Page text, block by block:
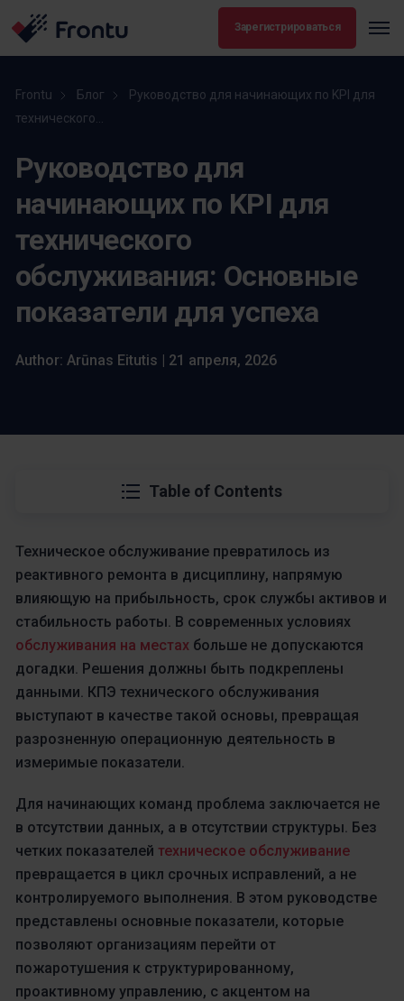
Зарегистрироваться
Frontu Блог
Руководство для начинающих по KPI для
технического...
Руководство для
начинающих по KPI для
технического
обслуживания: Основные
показатели для успеха
Author: Arūnas Eitutis | 21 апреля, 2026
Table of Contents
Техническое обслуживание превратилось из
реактивного ремонта в дисциплину, напрямую
влияющую на прибыльность, срок службы активов и
стабильность работы. В современных условиях
обслуживания на местах больше не допускаются
догадки. Решения должны быть подкреплены
данными. КПЭ технического обслуживания
выступают в качестве такой основы, превращая
разрозненную операционную деятельность в
измеримые показатели.
Для начинающих команд проблема заключается не
в отсутствии данных, а в отсутствии структуры. Без
четких показателей техническое обслуживание
превращается в цикл срочных исправлений, а не
контролируемого выполнения. В этом руководстве
представлены основные показатели, которые
позволяют организациям перейти от
пожаротушения к структурированному,
проактивному управлению, с акцентом на